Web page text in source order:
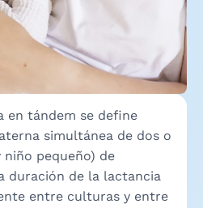
en tándem se define
simultánea de dos o
pequeño) de
duración de la lactancia
entre culturas y entre